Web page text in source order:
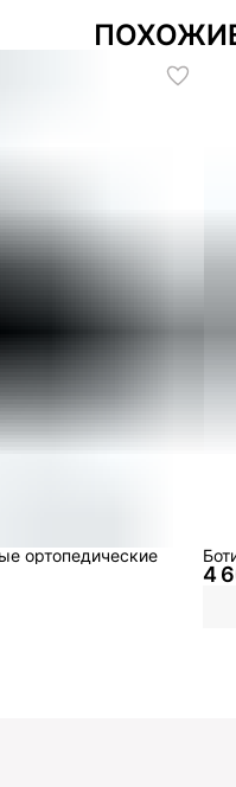
ортопедические
4